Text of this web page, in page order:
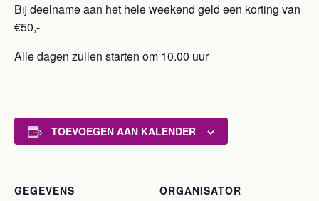
Bij deelname aan het hele weekend geld een korting van
€50,-
Alle dagen zullen starten om 10.00 uur
TOEVOEGEN AAN KALENDER
GEGEVENS
ORGANISATOR